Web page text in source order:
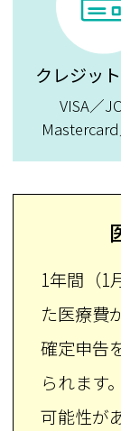
クレジッ
VISA／
1年間（1
た医療費
確定申告
られます
可能性が